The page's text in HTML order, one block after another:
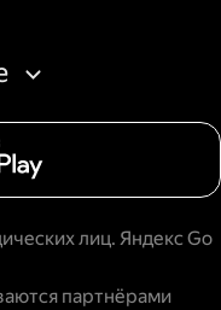
лиц. Яндекс Go
партнёрами